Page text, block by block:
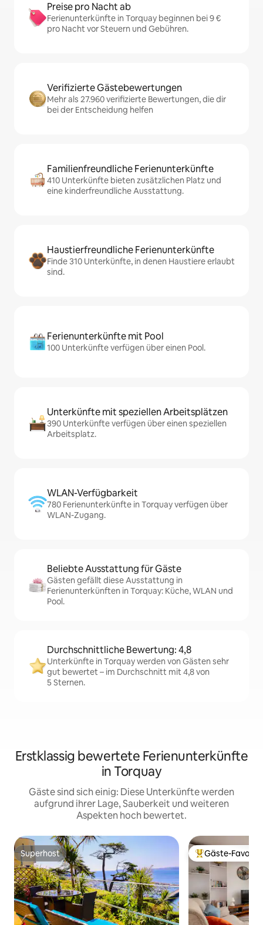
Preise pro Nacht ab
Ferienunterkünfte in Torquay beginnen bei 9 €
pro Nacht vor Steuern und Gebühren.
Verifizierte Gästebewertungen
Mehr als 27.960 verifizierte Bewertungen, die dir
bei der Entscheidung helfen
Familienfreundliche Ferienunterkünfte
410 Unterkünfte bieten zusätzlichen Platz und
eine kinderfreundliche Ausstattung.
Haustierfreundliche Ferienunterkünfte
Finde 310 Unterkünfte, in denen Haustiere erlaubt
sind.
Ferienunterkünfte mit Pool
100 Unterkünfte verfügen über einen Pool.
Unterkünfte mit speziellen Arbeitsplätzen
390 Unterkünfte verfügen über einen speziellen
Arbeitsplatz.
WLAN-Verfügbarkeit
780 Ferienunterkünfte in Torquay verfügen über
WLAN-Zugang.
Beliebte Ausstattung für Gäste
Gästen gefällt diese Ausstattung in
Ferienunterkünften in Torquay: Küche, WLAN und
Pool.
Durchschnittliche Bewertung: 4,8
Unterkünfte in Torquay werden von Gästen sehr
gut bewertet – im Durchschnitt mit 4,8 von
5 Sternen.
Erstklassig bewertete Ferienunterkünfte
in Torquay
Gäste sind sich einig: Diese Unterkünfte werden
aufgrund ihrer Lage, Sauberkeit und weiteren
Aspekten hoch bewertet.
Superhost
Superhost Beliebter Gäste-
Gäste-Favorit